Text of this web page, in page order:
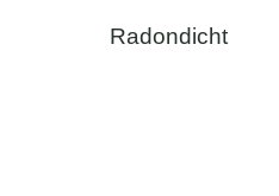
Radondicht